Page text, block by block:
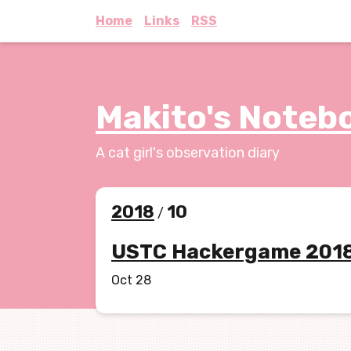
Home Links RSS
Makito's
A cat girl's observation diary
2018 / 10
USTC Hackergame
Oct 28